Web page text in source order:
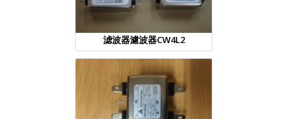
滤波器濾波器CW4L2